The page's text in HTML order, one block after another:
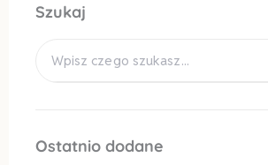
Szukaj
Ostatnio dodane